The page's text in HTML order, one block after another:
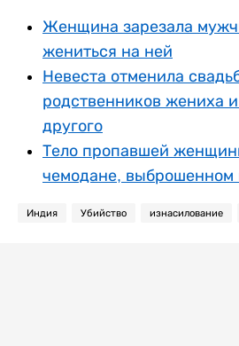
Женщина зарезала
жениться на ней
Невеста отменила
родственников жениха
другого
Тело пропавшей
чемодане, выброшенном
Индия Убийство изнасилование